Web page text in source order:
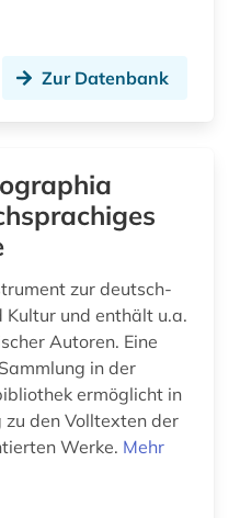
berne <wesermarsch> (1)
berühmte persönlichkeit (3)
Mecklenburg-Vorpommern (2)
Westfalen (4)
Zur Datenbank
zur deutsch-
Kultur und enthält u.a.
Autoren. Eine
in der
ermöglicht in
den Volltexten der
Werke. Mehr